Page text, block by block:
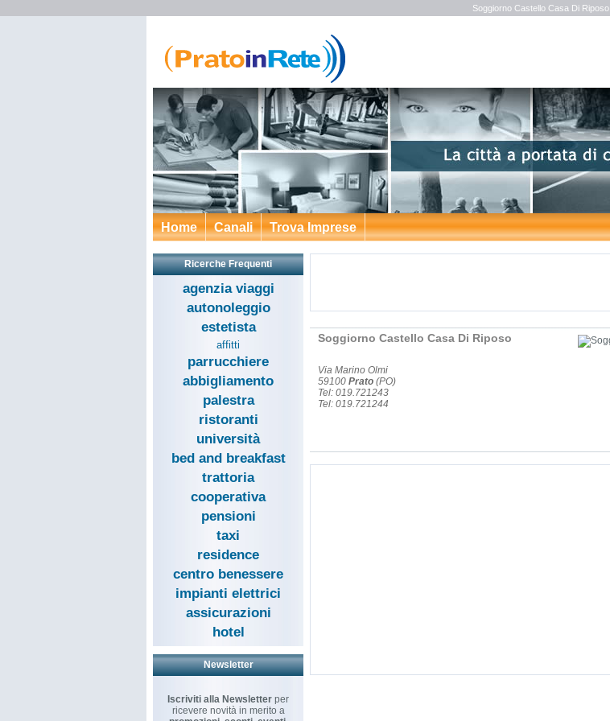
Soggiorno Castello Casa Di Riposo
Home Canali Trova Imprese
Ricerche Frequenti
agenzia viaggi
autonoleggio
estetista
affitti
parrucchiere
abbigliamento
palestra
ristoranti
università
bed and breakfast
trattoria
cooperativa
pensioni
taxi
residence
centro benessere
impianti elettrici
assicurazioni
hotel
Newsletter
Iscriviti alla Newsletter per
ricevere novità in merito a
Soggiorno Castello Casa Di Riposo
Via Marino Olmi
59100 Prato (PO)
Tel: 019.721243
Tel: 019.721244